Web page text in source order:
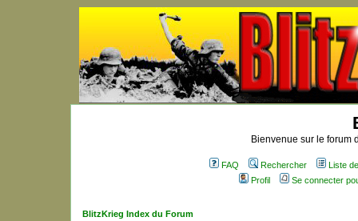
Bienvenue sur le forum
FAQ Rechercher
Liste
Profil
Se connecter
BlitzKrieg Index du Forum